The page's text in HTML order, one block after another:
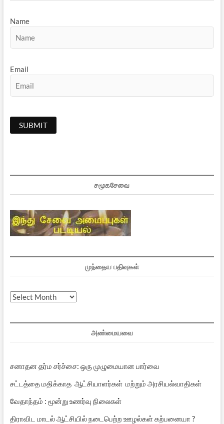
Name
Email
சமூகசேவை
முந்தைய பதிவுகள்
முந்தைய
அண்மையவை
சனாதன தர்ம சர்ச்சை: ஒரு முழுமையான பார்வை
சட்டத்தை மதிக்காத ஆட்சியாளர்கள் மற்றும் அரசியல்வாதிகள்
வேதாந்தம் : மூன்று உணர்வு நிலைகள்
திராவிட மாடல் ஆட்சியில் நடைபெற்ற ஊழல்கள் கற்பனையா ?